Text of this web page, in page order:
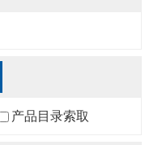
产品目录索取